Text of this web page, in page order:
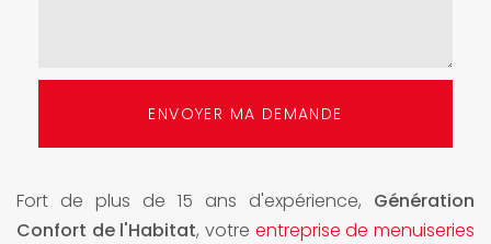
Message
ENVOYER MA DEMANDE
Fort de plus de 15 ans d'expérience, Génération
Confort de l'Habitat, votre entreprise de menuiseries